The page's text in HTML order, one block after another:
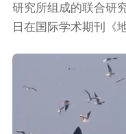
研究所组成的联合研
日在国际学术期刊《